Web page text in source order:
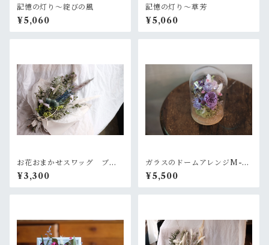
記憶の灯り〜綻びの風
¥5,060
記憶の灯り〜草芳
¥5,060
お花おまかせスワッグ ブル
ー×グリーン系
¥3,300
ガラスのドームアレンジM-ラ
ベンダー+ピリッとピンク
¥5,500